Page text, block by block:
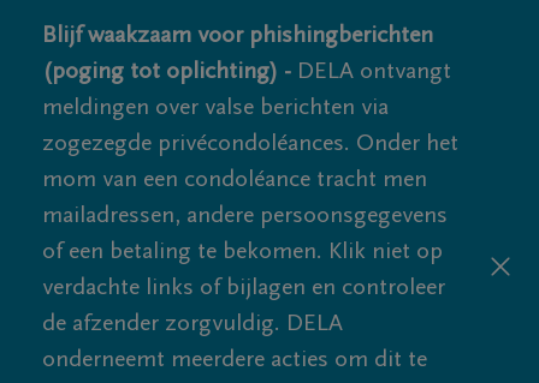
Blijf waakzaam voor phishingberichten
(poging tot oplichting) - DELA ontvangt
meldingen over valse berichten via
zogezegde privécondoléances. Onder het
mom van een condoléance tracht men
mailadressen, andere persoonsgegevens
of een betaling te bekomen. Klik niet op
verdachte links of bijlagen en controleer
de afzender zorgvuldig. DELA
onderneemt meerdere acties om dit te